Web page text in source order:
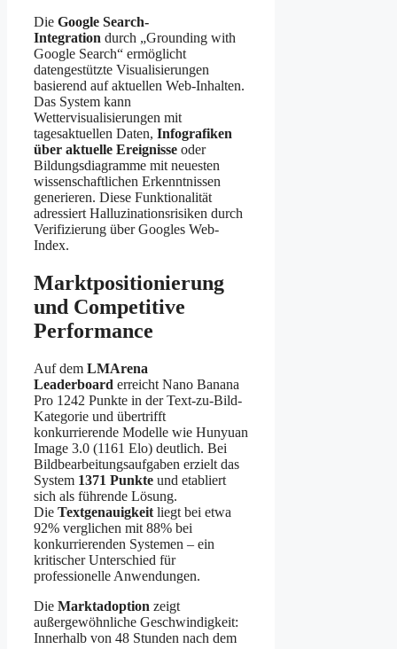
Die Google Search-
Integration durch „Grounding with
Google Search“ ermöglicht
datengestützte Visualisierungen
basierend auf aktuellen Web-Inhalten.
Das System kann
Wettervisualisierungen mit
tagesaktuellen Daten, Infografiken
über aktuelle Ereignisse oder
Bildungsdiagramme mit neuesten
wissenschaftlichen Erkenntnissen
generieren. Diese Funktionalität
adressiert Halluzinationsrisiken durch
Verifizierung über Googles Web-
Index.
Marktpositionierung
und Competitive
Performance
Auf dem LMArena
Leaderboard erreicht Nano Banana
Pro 1242 Punkte in der Text-zu-Bild-
Kategorie und übertrifft
konkurrierende Modelle wie Hunyuan
Image 3.0 (1161 Elo) deutlich. Bei
Bildbearbeitungsaufgaben erzielt das
System 1371 Punkte und etabliert
sich als führende Lösung.
Die Textgenauigkeit liegt bei etwa
92% verglichen mit 88% bei
konkurrierenden Systemen – ein
kritischer Unterschied für
professionelle Anwendungen.
Die Marktadoption zeigt
außergewöhnliche Geschwindigkeit:
Innerhalb von 48 Stunden nach dem